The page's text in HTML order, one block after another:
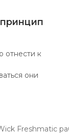
отнести к
они